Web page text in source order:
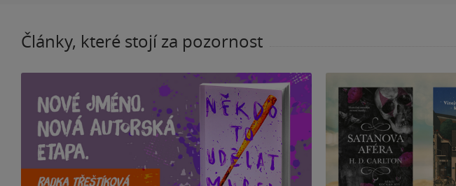
Články, které stojí za pozornost